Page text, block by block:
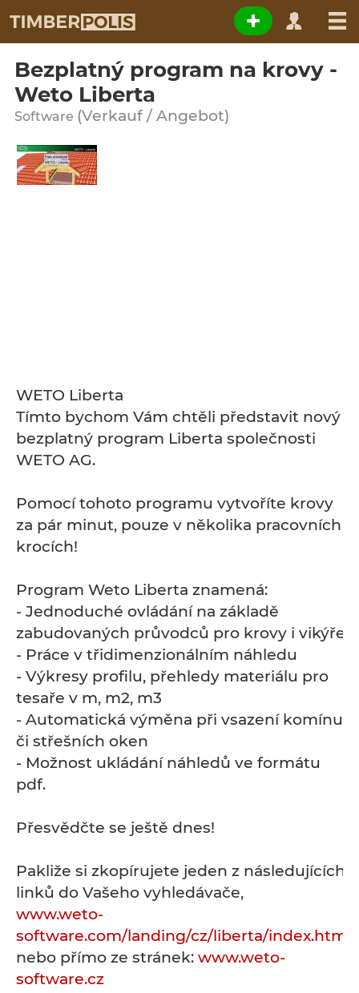
Bezplatný program na krovy -
Weto Liberta
Software (Verkauf / Angebot)
WETO Liberta
Tímto bychom Vám chtěli představit nový
bezplatný program Liberta společnosti
WETO AG.
Pomocí tohoto programu vytvoříte krovy
za pár minut, pouze v několika pracovních
krocích!
Program Weto Liberta znamená:
- Jednoduché ovládání na základě
zabudovaných průvodců pro krovy i vikýře
- Práce v třidimenzionálním náhledu
- Výkresy profilu, přehledy materiálu pro
tesaře v m, m2, m3
- Automatická výměna při vsazení komínu
či střešních oken
- Možnost ukládání náhledů ve formátu
pdf.
Přesvědčte se ještě dnes!
Pakliže si zkopírujete jeden z následujících
linků do Vašeho vyhledávače,
www.weto-
software.com/landing/cz/liberta/index.html
nebo přímo ze stránek: www.weto-
software.cz